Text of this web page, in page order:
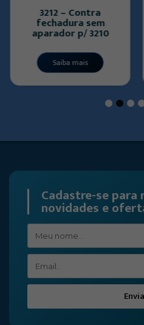
3212 – Contra
fechadura sem
aparador p/ 3210
Saiba mais
4 5 6
Cadastre-se para
novidades e